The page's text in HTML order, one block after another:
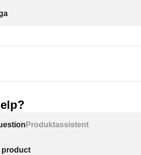
Produktassistent
product